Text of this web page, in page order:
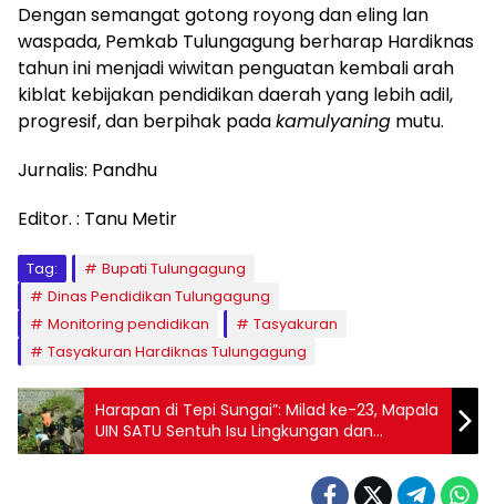
Dengan semangat gotong royong dan eling lan
waspada, Pemkab Tulungagung berharap Hardiknas
tahun ini menjadi wiwitan penguatan kembali arah
kiblat kebijakan pendidikan daerah yang lebih adil,
progresif, dan berpihak padakamulyaning mutu.
Jurnalis: Pandhu
Editor. : Tanu Metir
Tag:
Bupati Tulungagung
Dinas Pendidikan Tulungagung
Monitoring pendidikan
Tasyakuran
Tasyakuran Hardiknas Tulungagung
Harapan di Tepi Sungai”: Milad ke-23, Mapala
UIN SATU Sentuh Isu Lingkungan dan
Pendidikan Anak